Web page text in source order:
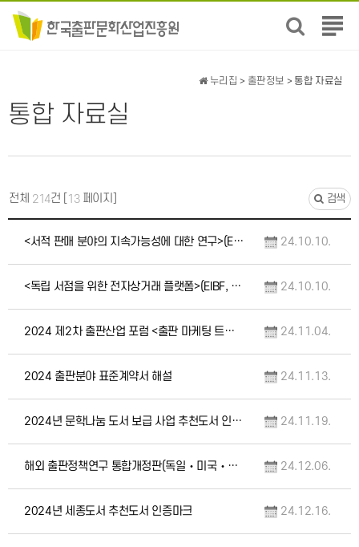
전
뉴
통합 자료실
누리집 > 출판정보 > 통합 자료실
전체 214건 [ 13페이지] 검색
<서적 판매 분야의 지속가능성에 대한 연구>(EIBF, 유럽 및 국제 서점 연맹) 24.10.10.
<독립 서점을 위한 전자상거래 플랫폼>(EIBF, 유럽 및 국제 서점 연맹) 24.10.10.
2024 제2차 출판산업 포럼 <출판 마케팅 트렌드> 자료집 24.11.04.
2024 출판분야 표준계약서 해설 24.11.13.
2024년 문학나눔 도서 보급 사업 추천도서 인증마크 24.11.19.
해외 출판정책연구 통합개정판(독일‧미국‧영국‧일본‧프랑스) 24.12.06.
2024년 세종도서 추천도서 인증마크 24.12.16.